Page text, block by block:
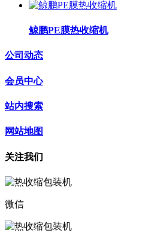
鲸鹏PE膜热收缩机
公司动态
会员中心
站内搜索
网站地图
关注我们
微信